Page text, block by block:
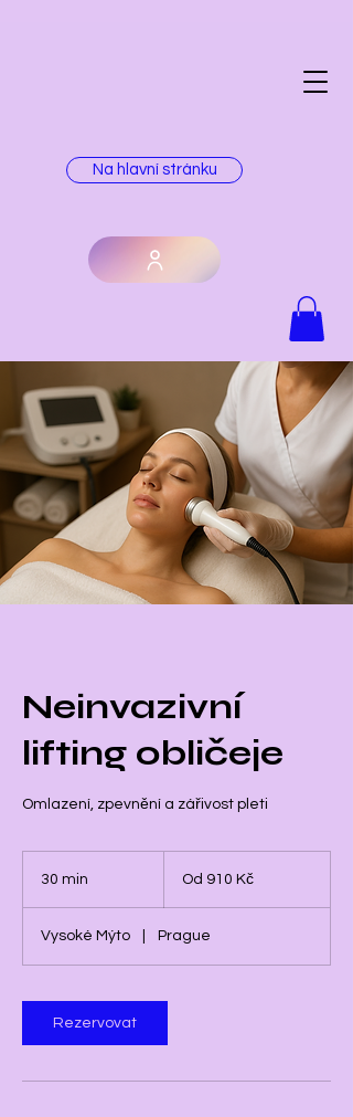
Na hlavní stránku
Neinvazivní
lifting obličeje
Omlazení, zpevnění a zářivost pleti
30 min
i
n
českých
Od 910 Kč
Vysoké Mýto Prague
Rezervovat